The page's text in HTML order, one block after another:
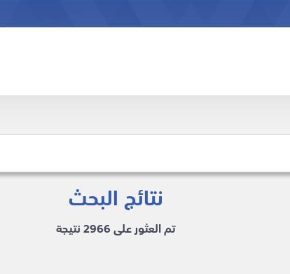
نتائج البحث
تم العثور على 2966 نتيجة